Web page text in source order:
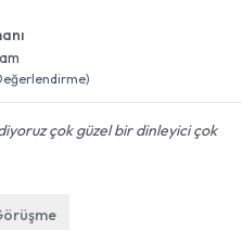
çok güzel bir dinleyici çok